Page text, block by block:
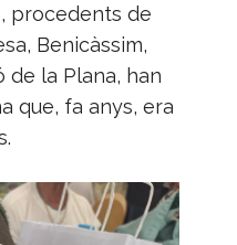
procedents de
Benicàssim,
de la Plana, han
que, fa anys, era